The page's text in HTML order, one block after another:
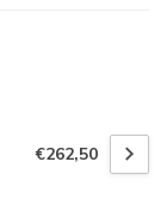
€262,50